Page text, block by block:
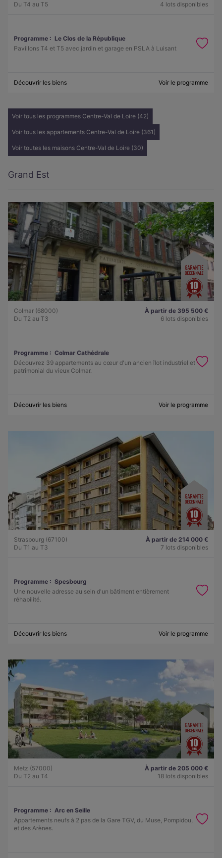
Du T4 au T5
4 lots disponibles
Programme : Le Clos de la République
Pavillons T4 et T5 avec jardin et garage en PSLA à Luisant
Découvrir les biens Voir le programme
Voir tous les programmes Centre-Val de Loire (42)
Voir tous les appartements Centre-Val de Loire (361)
Voir toutes les maisons Centre-Val de Loire (30)
Grand Est
Colmar (68000)
Du T2 au T3
À partir de 395 500 €
6 lots disponibles
Programme : Colmar Cathédrale
Découvrez 39 appartements au cœur d'un ancien îlot industriel et
patrimonial du vieux Colmar.
Découvrir les biens Voir le programme
Strasbourg (67100)
Du T1 au T3
À partir de 214 000 €
7 lots disponibles
Programme : Spesbourg
Une nouvelle adresse au sein d'un bâtiment entièrement
réhabilité.
Découvrir les biens Voir le programme
Metz (57000)
Du T2 au T4
À partir de 205 000 €
18 lots disponibles
Programme : Arc en Seille
Appartements neufs à 2 pas de la Gare TGV, du Muse, Pompidou,
et des Arènes.